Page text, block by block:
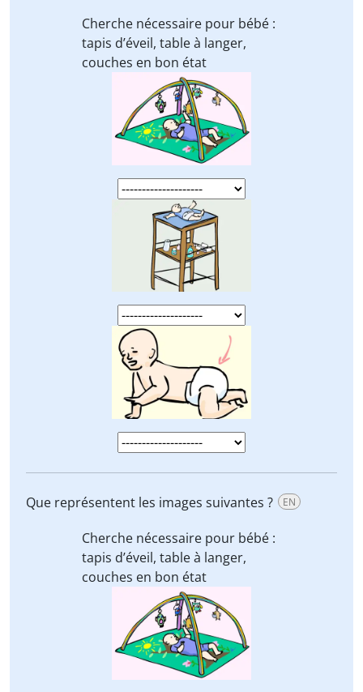
Cherche nécessaire pour bébé :
tapis d’éveil, table à langer,
couches en bon état
Que représentent les images suivantes ? EN
Cherche nécessaire pour bébé :
tapis d’éveil, table à langer,
couches en bon état